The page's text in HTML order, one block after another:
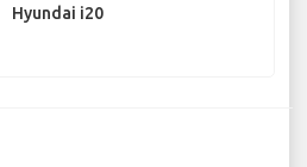
Hyundai i20